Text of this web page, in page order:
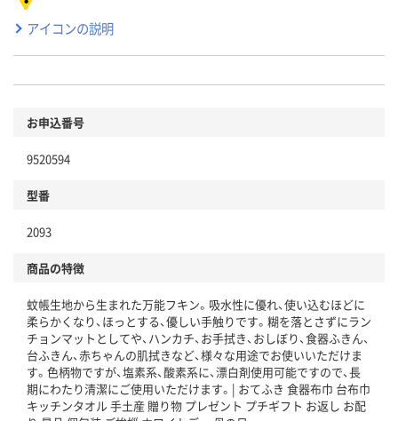
アイコンの説明
お申込番号
9520594
型番
2093
商品の特徴
蚊帳生地から生まれた万能フキン。吸水性に優れ、使い込むほどに
柔らかくなり、ほっとする、優しい手触りです。糊を落とさずにラン
チョンマットとしてや、ハンカチ、お手拭き、おしぼり、食器ふきん、
台ふきん、赤ちゃんの肌拭きなど、様々な用途でお使いいただけま
す。色柄物ですが、塩素系、酸素系に、漂白剤使用可能ですので、長
期にわたり清潔にご使用いただけます。| おてふき 食器布巾 台布巾
キッチンタオル 手土産 贈り物 プレゼント プチギフト お返し お配